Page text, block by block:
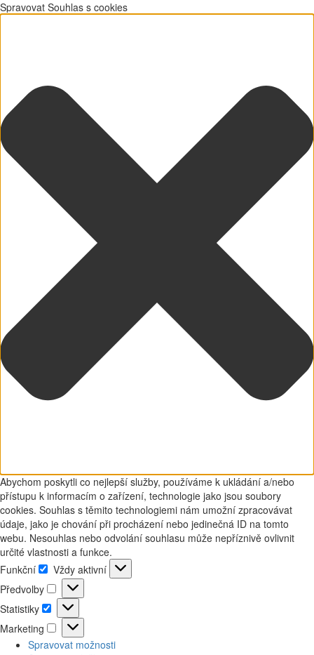
Spravovat Souhlas s cookies
Abychom poskytli co nejlepší služby, používáme k ukládání a/nebo
přístupu k informacím o zařízení, technologie jako jsou soubory
cookies. Souhlas s těmito technologiemi nám umožní zpracovávat
údaje, jako je chování při procházení nebo jedinečná ID na tomto
webu. Nesouhlas nebo odvolání souhlasu může nepříznivě ovlivnit
určité vlastnosti a funkce.
Funkční
Funkční
Vždy aktivní
Předvolby
Předvolby
Statistiky
Statistiky
Marketing
Marketing
Spravovat možnosti